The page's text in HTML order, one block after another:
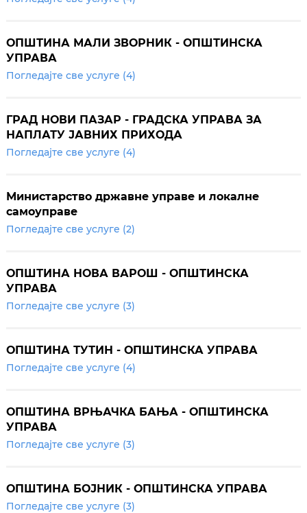
ОПШТИНА МАЛИ ЗВОРНИК - ОПШТИНСКА
УПРАВА
Погледајте све услуге (4)
ГРАД НОВИ ПАЗАР - ГРАДСКА УПРАВА ЗА
НАПЛАТУ ЈАВНИХ ПРИХОДА
Погледајте све услуге (4)
Министарство државне управе и локалне
самоуправе
Погледајте све услуге (2)
ОПШТИНА НОВА ВАРОШ - ОПШТИНСКА
УПРАВА
Погледајте све услуге (3)
ОПШТИНА ТУТИН - ОПШТИНСКА УПРАВА
Погледајте све услуге (4)
ОПШТИНА ВРЊАЧКА БАЊА - ОПШТИНСКА
УПРАВА
Погледајте све услуге (3)
ОПШТИНА БОЈНИК - ОПШТИНСКА УПРАВА
Погледајте све услуге (3)